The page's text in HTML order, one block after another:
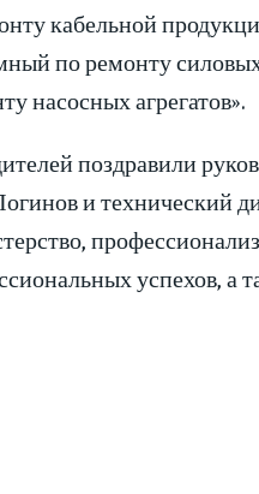
кабельной
по ремонту
насосных агрегатов».
поздравили
и технический
успехов,